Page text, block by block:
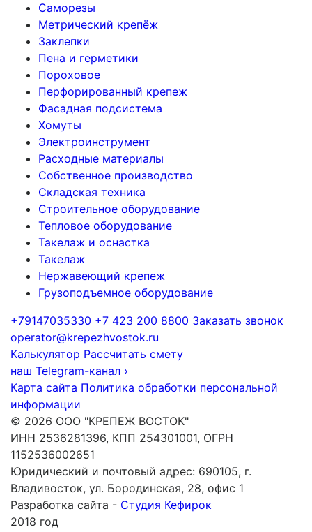
Саморезы
Метрический крепёж
Заклепки
Пена и герметики
Пороховое
Перфорированный крепеж
Фасадная подсистема
Хомуты
Электроинструмент
Расходные материалы
Собственное производство
Складская техника
Строительное оборудование
Тепловое оборудование
Такелаж и оснастка
Такелаж
Нержавеющий крепеж
Грузоподъемное оборудование
+79147035330 +7 423 200 8800 Заказать звонок
operator@krepezhvostok.ru
Калькулятор Рассчитать смету
наш Telegram-канал ›
Карта сайта Политика обработки персональной
информации
© 2026 ООО "КРЕПЕЖ ВОСТОК"
ИНН 2536281396, КПП 254301001, ОГРН
1152536002651
Юридический и почтовый адрес: 690105, г.
Владивосток, ул. Бородинская, 28, офис 1
Разработка сайта - Студия Кефирок
2018 год